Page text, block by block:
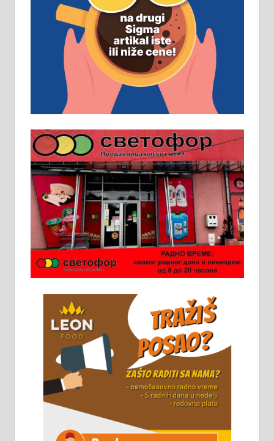
Рудник и флотација Рудник
д.о.о. Рудник запошљава 20
помоћника рудара. Услови:
Основна школа, пожељно радно
искуство на истим и сличним
пословима, али не и неопходан
услов. Обезбеђен смештај,
превоз, исхрана. 032/57-41-122 –
локал 22
Пружам услуге завршних радова
у грађевини, хидроизолације и
молерских радова. 061/25-28-058
Ало таксију потребан возач са Б
категоријом. 064/02-85-511
Потребна два радника за рад на
стоваришту „Липа промет” у
информација доћи лично на
стовариште у улици Максима
Горког 26 сваког радног дана од
8 до 15 часова. 063/465-045
Чистим све врсте димњака.
061/32-13-445